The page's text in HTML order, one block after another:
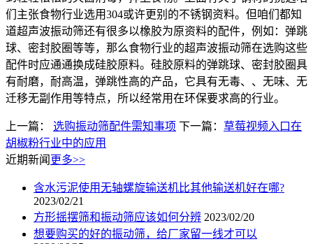
们主张食物行业选用304或许更别的不锈钢资料。但咱们都知
道超声波振动筛还有很多以橡胶为原资料的配件，例如：弹跳
球、密封胶圈等等，那么食物行业的超声波振动筛在选购这些
配件时应通通换成硅胶原料。硅胶原料的弹跳球、密封胶圈具
有耐磨，耐高温，弹跳性高的产品，它具有无毒、、无味、无
迁移无副作用等特点，所以经常用在环保要求高的行业。
上一篇： 选购振动筛配件需知事项 下一篇： 草莓视频入口在
胡椒粉行业中的应用
近期新闻 更多>>
含水污泥使用无轴螺旋输送机比其他输送机好在哪?
2023/02/21
方形摇摆筛和振动筛应该如何分辨 2023/02/20
想要购买的好的振动筛，给厂家留一线才可以